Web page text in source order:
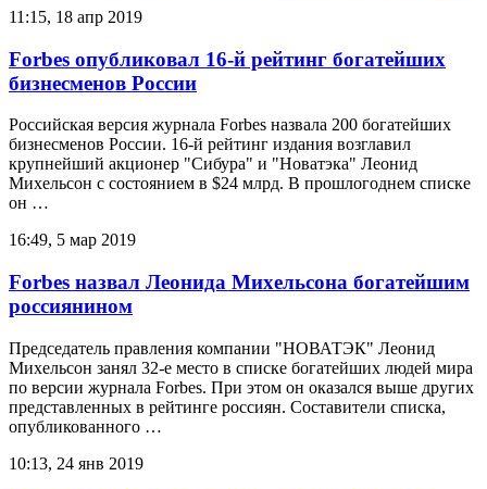
11:15, 18 апр 2019
Forbes опубликовал 16-й рейтинг богатейших
бизнесменов России
Российская версия журнала Forbes назвала 200 богатейших
бизнесменов России. 16-й рейтинг издания возглавил
крупнейший акционер "Сибура" и "Новатэка" Леонид
Михельсон с состоянием в $24 млрд. В прошлогоднем списке
он …
16:49, 5 мар 2019
Forbes назвал Леонида Михельсона богатейшим
россиянином
Председатель правления компании "НОВАТЭК" Леонид
Михельсон занял 32-е место в списке богатейших людей мира
по версии журнала Forbes. При этом он оказался выше других
представленных в рейтинге россиян. Составители списка,
опубликованного …
10:13, 24 янв 2019